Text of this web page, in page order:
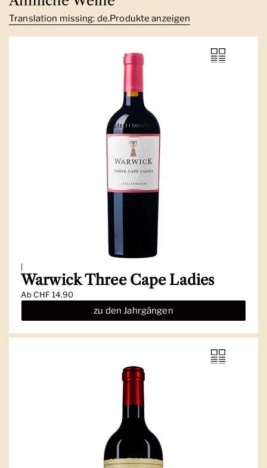
Translation missing: de.Produkte anzeigen
|
Warwick Three Cape Ladies
AbCHF 14.90
zu den Jahrgängen